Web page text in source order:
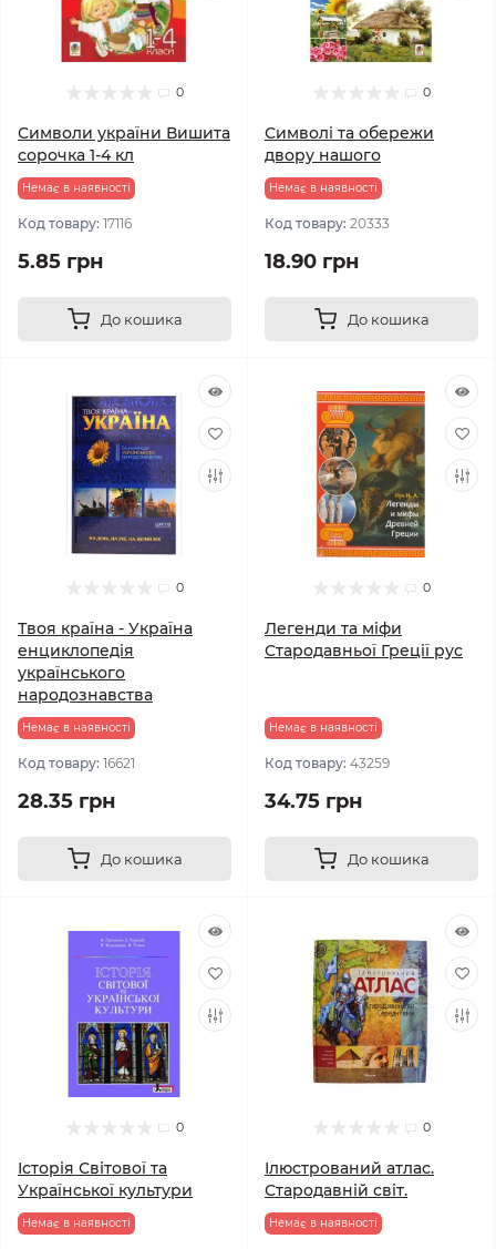
0
Символи україни Вишита
сорочка 1-4 кл
Немає в наявності
Код товару: 17116
5.85 грн
До кошика
0
Символі та обережи
двору нашого
Немає в наявності
Код товару: 20333
18.90 грн
До кошика
0
Твоя країна - Україна
енциклопедія
українського
народознавства
Немає в наявності
Код товару: 16621
28.35 грн
До кошика
0
Легенди та міфи
Стародавньої Греції рус
Немає в наявності
Код товару: 43259
34.75 грн
До кошика
0
Історія Світової та
Української культури
Немає в наявності
0
Ілюстрований атлас.
Стародавній світ.
Немає в наявності